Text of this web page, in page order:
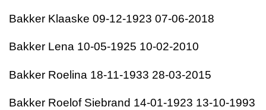
Bakker Klaaske 09-12-1923 07-06-2018
Bakker Lena 10-05-1925 10-02-2010
Bakker Roelina 18-11-1933 28-03-2015
Bakker Roelof Siebrand 14-01-1923 13-10-1993